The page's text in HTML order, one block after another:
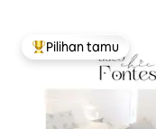
Pilihan tamu
Pilihan tamu